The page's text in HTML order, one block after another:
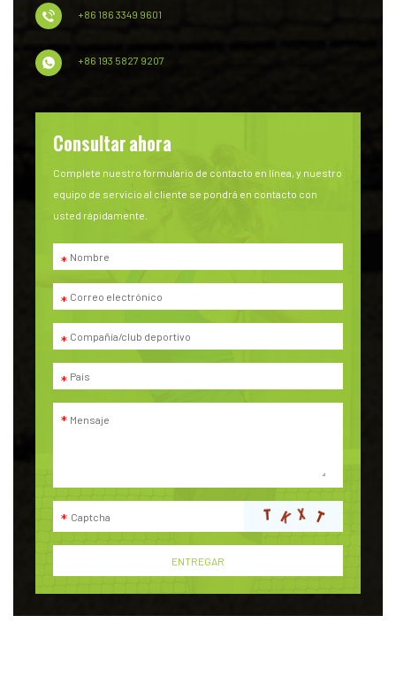
+86 186 3349 9601
+86 193 5827 9207
Consultar ahora
Complete nuestro formulario de contacto en línea, y nuestro
equipo de servicio al cliente se pondrá en contacto con
usted rápidamente.